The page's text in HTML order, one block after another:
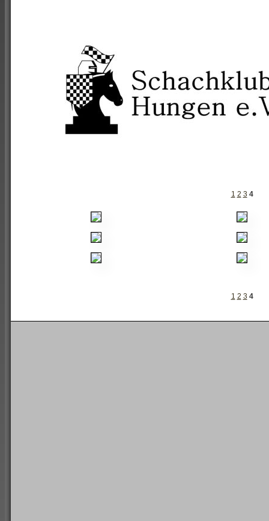
1 2 3 4
1 2 3 4